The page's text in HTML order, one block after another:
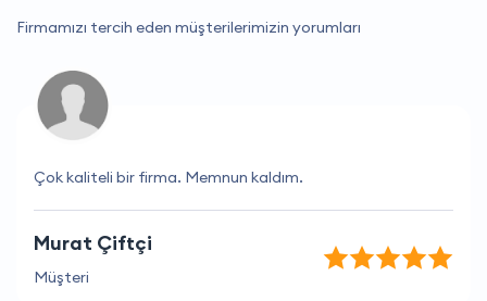
Firmamızı tercih eden müşterilerimizin yorumları
Çok kaliteli bir firma. Memnun kaldım.
Murat Çiftçi
Müşteri